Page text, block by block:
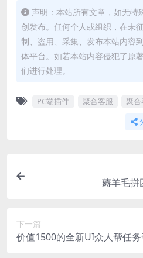
声明：本站所有文章，如无特
创发布。任何个人或组织，在未
制、盗用、采集、发布本站内容
体平台。如若本站内容侵犯了原
们进行处理。
PC端插件 聚合客服 聚
薅羊毛拼
下一篇
价值1500的全新UI众人帮任